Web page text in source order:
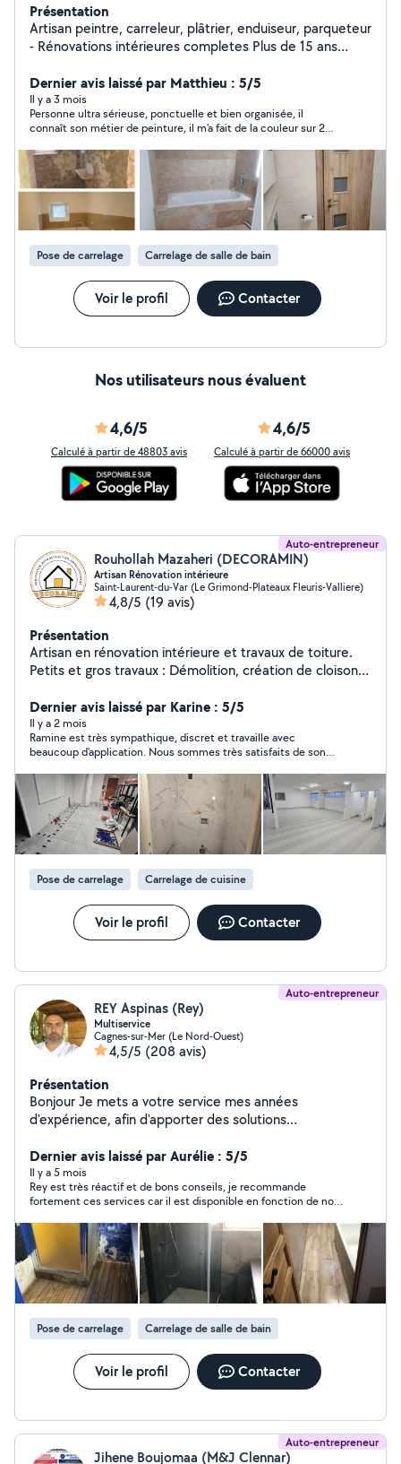
Présentation
Artisan peintre, carreleur, plâtrier, enduiseur, parqueteur
- Rénovations intérieures completes Plus de 15 ans
renovation: peinture, cloisons en plâtre, plâtrage,
carrelage, pose de parquet. En plus du français, nous
parlons également anglais (We speak English as well)
Dans de nombreux cas, nous pouvons vous fournir un
devis gratuit, sans déplacement. Envoyez-nous vos
coordonnées, quelques photos et les œuvres
souhaitées sur WhatsApp, et nous vous fournirons un
devis. Nous sommes ponctuels, sérieux, attentifs aux
détails.
Dernier avis laissé par Matthieu : 5/5
Il y a 3 mois
Personne ultra sérieuse, ponctuelle et bien organisée, il
connaît son métier de peinture, il m'a fait de la couleur sur 2
prix, je referai appel a lui c'est sûr
Pose de carrelage Carrelage de salle de bain
Voir le profil Contacter
Nos utilisateurs nous évaluent
4,6/5
Calculé à partir de 48803 avis
4,6/5
Calculé à partir de 66000 avis
Auto-entrepreneur
Rouhollah Mazaheri (DECORAMIN)
Artisan Rénovation intérieure
Saint-Laurent-du-Var (Le Grimond-Plateaux Fleuris-Valliere)
4,8/5 (19 avis)
Présentation
Artisan en rénovation intérieure et travaux de toiture.
Petits et gros travaux : Démolition, création de cloisons,
bain, cuisine et WC, réparation de toiture,
remplacement de tuiles et finitions. Travail sérieux et
soigné. Dépannage et interventions urgentes possibles
selon disponibilité. Travail propre, rapide et fiable , votre
satisfaction est ma priorité.
Dernier avis laissé par Karine : 5/5
Il y a 2 mois
Ramine est très sympathique, discret et travaille avec
beaucoup d'application. Nous sommes très satisfaits de son
Pose de carrelage Carrelage de cuisine
Voir le profil Contacter
Auto-entrepreneur
REY Aspinas (Rey)
Multiservice
Cagnes-sur-Mer (Le Nord-Ouest)
4,5/5 (208 avis)
Présentation
Bonjour Je mets a votre service mes années
d'expérience, afin d'apporter des solutions
Déplacement et devis gratuit Pour plus de
renseignement nous contacter
Dernier avis laissé par Aurélie : 5/5
Il y a 5 mois
Rey est très réactif et de bons conseils, je recommande
fortement ces services car il est disponible en fonction de nos
Pose de carrelage Carrelage de salle de bain
Voir le profil Contacter
Auto-entrepreneur
Jihene Boujomaa (M&J Clennar)